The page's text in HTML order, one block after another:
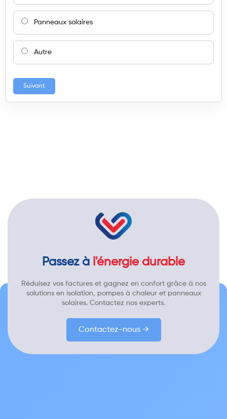
Panneaux solaires
Autre
Suivant
Passez à l'énergie durable
Réduisez vos factures et gagnez en confort grâce à nos
solutions en isolation, pompes à chaleur et panneaux
solaires. Contactez nos experts.
Contactez-nous →